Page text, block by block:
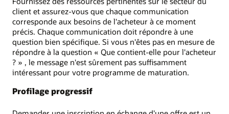
client et assurez-vous que chaque communication
corresponde aux besoins de l'acheteur à ce moment
précis. Chaque communication doit répondre à une
question bien spécifique. Si vous n'êtes pas en mesure de
répondre à la question « Que contient-elle pour l'acheteur
? » , le message n'est sûrement pas suffisamment
intéressant pour votre programme de maturation.
Profilage progressif